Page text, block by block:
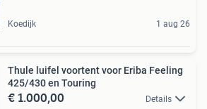
Koedijk 1 aug 26
Thule luifel voortent voor Eriba Feeling
425/430 en Touring
€ 1.000,00 Details